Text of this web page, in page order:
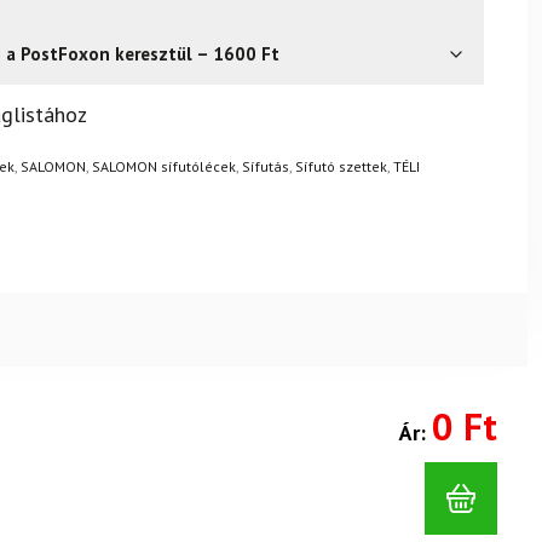
a PostFoxon keresztül – 1600 Ft
gond – a terméket egyszerűen visszaküldheti 14
, SALOMON SALOMON sífutólécek, Sífutás Sífutó szettek, TÉLI
Ár: 0 Ft